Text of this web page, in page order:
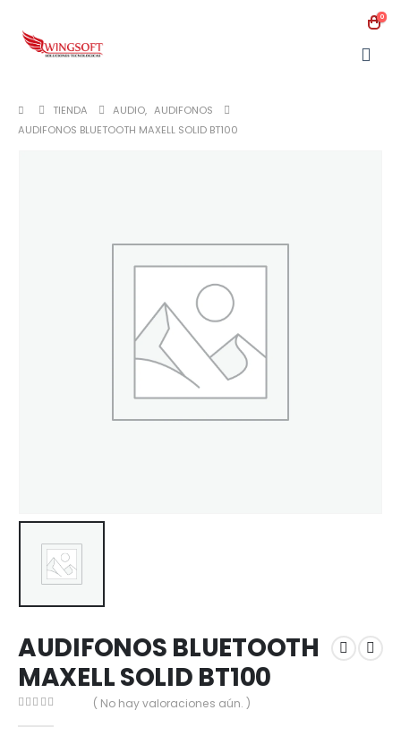
0
TIENDA AUDIO, AUDIFONOS
AUDIFONOS BLUETOOTH MAXELL SOLID BT100
AUDIFONOS BLUETOOTH
MAXELL SOLID BT100
( No hay valoraciones aún. )